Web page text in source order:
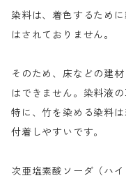
ナ行
ハ行
マ行
粉末顔料
綿・麻を染める染料
絹・羊毛を染める染料
染料は、着色するため
はされておりません。
そのため、床などの建
はできません。染料液
特に、竹を染める染料
付着しやすいです。
次亜塩素酸ソーダ（ハ